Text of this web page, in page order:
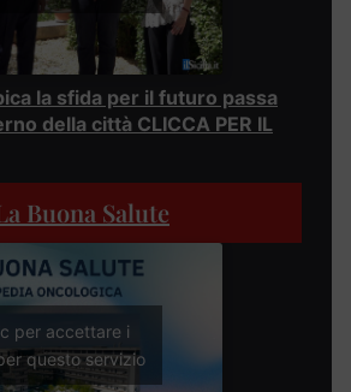
la sfida per il futuro passa
della città CLICCA PER IL
Buona Salute
per accettare i
questo servizio